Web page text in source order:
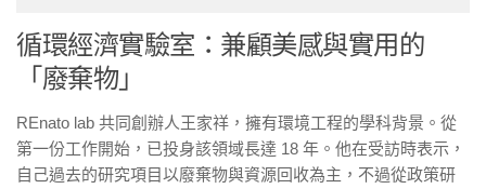
循環經濟實驗室：兼顧美感與實用的
「廢棄物」
REnato lab 共同創辦人王家祥，擁有環境工程的學科背景。從
第一份工作開始，已投身該領域長達 18 年。他在受訪時表示，
自己過去的研究項目以廢棄物與資源回收為主，不過從政策研